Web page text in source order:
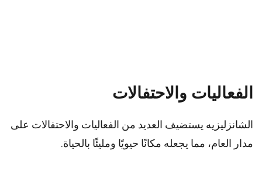
الفعاليات والاحتفالات
الشانزليزيه يستضيف العديد من الفعاليات والاحتفالات على
مدار العام، مما يجعله مكانًا حيويًا ومليئًا بالحياة.